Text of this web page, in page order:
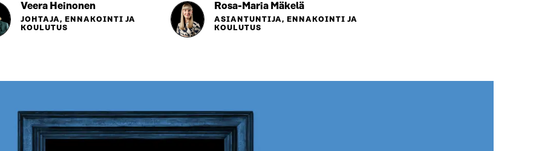
Veera Heinonen
JOHTAJA, ENNAKOINTI JA
KOULUTUS
Rosa-Maria Mäkelä
ASIANTUNTIJA, ENNAKOINTI JA
KOULUTUS